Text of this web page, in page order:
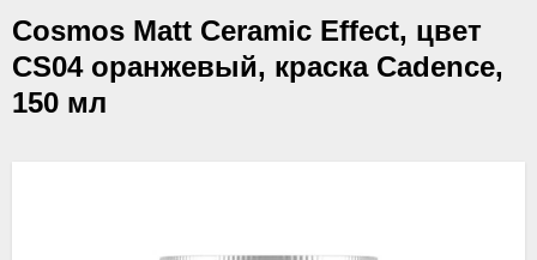
Cosmos Matt Ceramic Effect, цвет
CS04 оранжевый, краска Cadence,
150 мл